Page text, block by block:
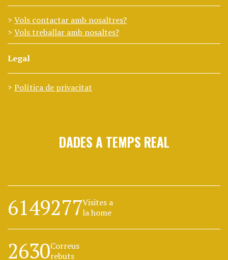
Vols contactar amb nosaltres?
Vols treballar amb nosaltes?
Legal
Política de privacitat
DADES A TEMPS REAL
6149277Visites a
la home
2630Correus
rebuts